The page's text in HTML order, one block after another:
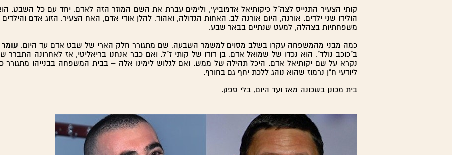
קותי הצעיר התגייס לצה"ל כיקותיאל אדמוביץ', ולימים עברת את השם המוזר הזה לאדם, יחד עם כל השבט.
משפחתיות בצהלה, למעט שנתיים בבאר שבע.
כמה מבני מהמשפחה עקרו בשלב מסוים למשמר השבעה, שם מתגורר חלק הארי של שבט אדם עד היום.
ב"כוכב נולד", הוא נכדו של שמואל אדם, בן דודו של קותי ז"ל. ואם כבר אנחנו בריאליטי, אז לאחרונה התברר
נקרא על שם יקותיאל אדם. היכל תהילה של ממש. ואם לגלוש לימינו אלה – בבית המשפחה בבנייהו מתגורר
ליודעי ח"ן נרמוז שהוא נוהג ללכת יחף גם בחורף.
בית מכונן בשכונה מאז ועד היום, בלי ספק.